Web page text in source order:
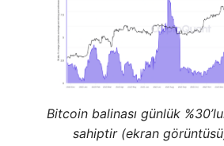
Bitcoin balinası günlük
sahiptir (ekran